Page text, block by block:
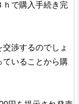
ｈで購入手続き完
渉するのでしょ
ていることから購